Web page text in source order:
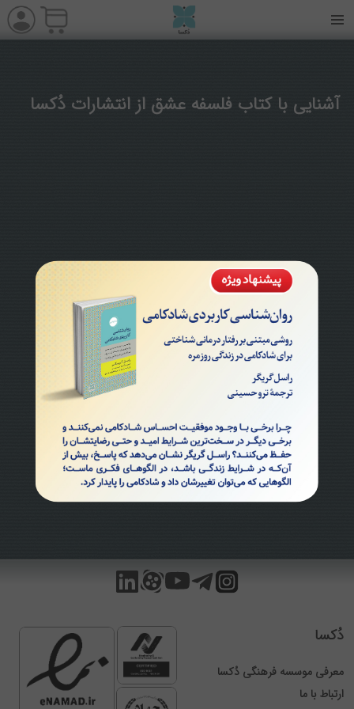
آشنایی با کتاب فلسفه عشق از انتشارات دُکسا
دُکسا
معرفی موسسه فرهنگی دُکسا
ارتباط با ما